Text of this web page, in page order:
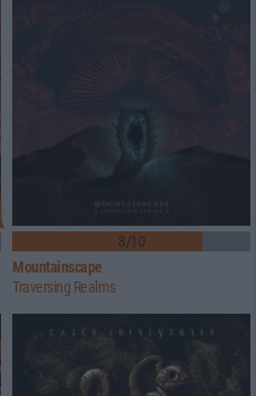
8/10
Mountainscape
Traversing Realms